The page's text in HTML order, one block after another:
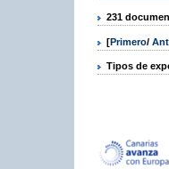
231
[Primero/
Tipos de